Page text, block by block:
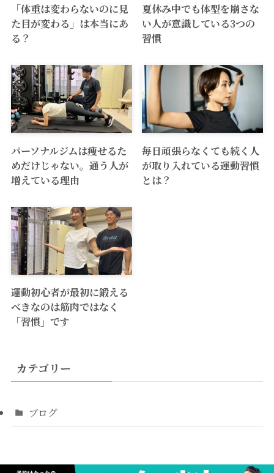
「体重は変わらないのに見
た目が変わる」は本当にあ
る？
夏休み中でも体型を崩さな
い人が意識している3つの
習慣
パーソナルジムは痩せるた
めだけじゃない。通う人が
増えている理由
毎日頑張らなくても続く人
が取り入れている運動習慣
とは？
運動初心者が最初に鍛える
べきなのは筋肉ではなく
「習慣」です
カテゴリー
ブログ